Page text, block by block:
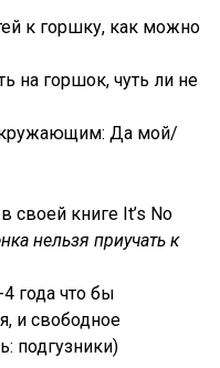
к горшку, как можно
на горшок, чуть ли не
Да мой/
своей книге It’s No
нельзя приучать к
года что бы
и свободное
подгузники)